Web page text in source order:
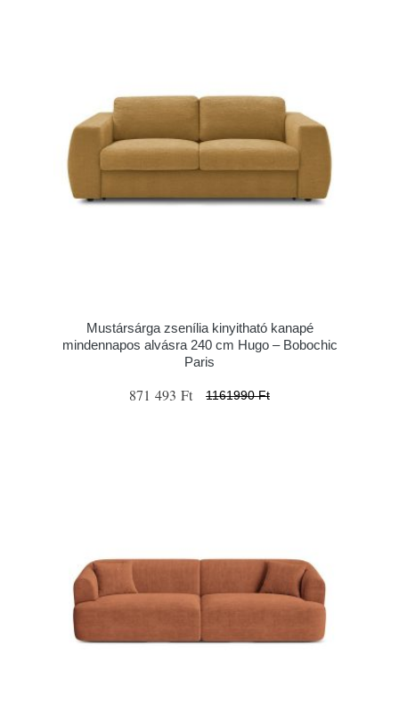
Mustársárga zsenília kinyitható kanapé
mindennapos alvásra 240 cm Hugo – Bobochic
Paris
871 493 Ft 1161990 Ft